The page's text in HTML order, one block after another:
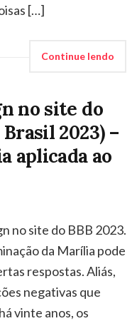
[…]
Continue lendo
no site do
2023) –
aplicada ao
no site do BBB 2023.
da Marília pode
respostas. Aliás,
negativas que
vinte anos, os